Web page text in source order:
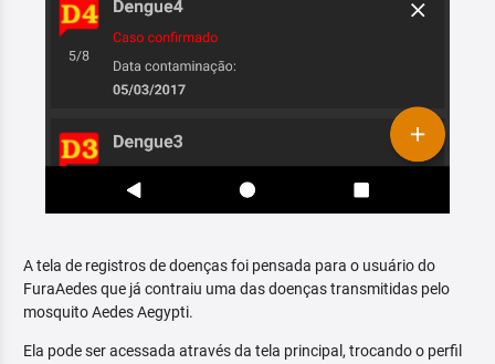
A tela de registros de doenças foi pensada para o usuário do
FuraAedes que já contraiu uma das doenças transmitidas pelo
mosquito Aedes Aegypti.
Ela pode ser acessada através da tela principal, trocando o perfil